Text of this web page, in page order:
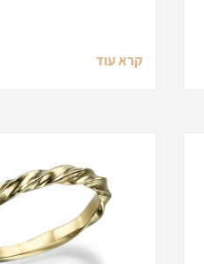
קרא עוד